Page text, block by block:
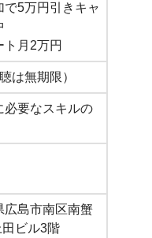
5万円引きキャ
ト月2万円
は無期限）
必要なスキルの
広島市南区南蟹
ビル3階